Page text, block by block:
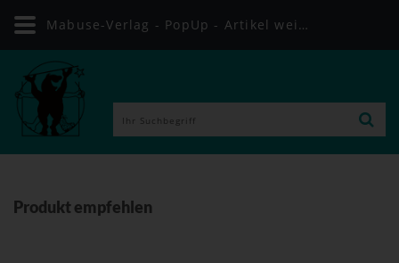
Produkt empfehlen
Mabuse-Verlag - PopUp - Artikel weiterempfehlen